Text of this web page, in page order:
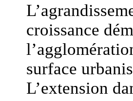
croissance
surface
L’extension